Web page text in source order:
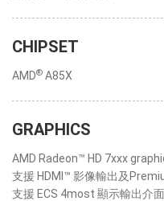
CHIPSET
AMD® A85X
GRAPHICS
AMD Radeon™ HD 7xxx
支援 HDMI™ 影像輸出及
支援 ECS 4most 顯示輸出介面